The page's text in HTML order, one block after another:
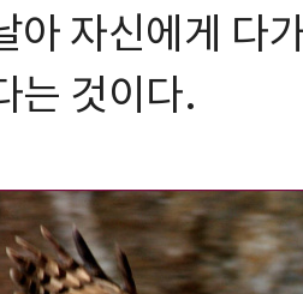
아 자신에게 다
는 것이다.